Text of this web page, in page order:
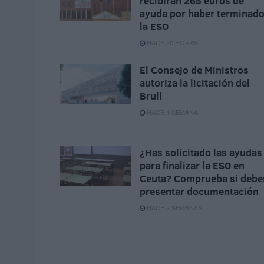
ayuda por haber terminado
la ESO
HACE 20 HORAS
El Consejo de Ministros
autoriza la licitación del
Brull
HACE 1 SEMANA
¿Has solicitado las ayudas
para finalizar la ESO en
Ceuta? Comprueba si
presentar documentación
HACE 2 SEMANAS